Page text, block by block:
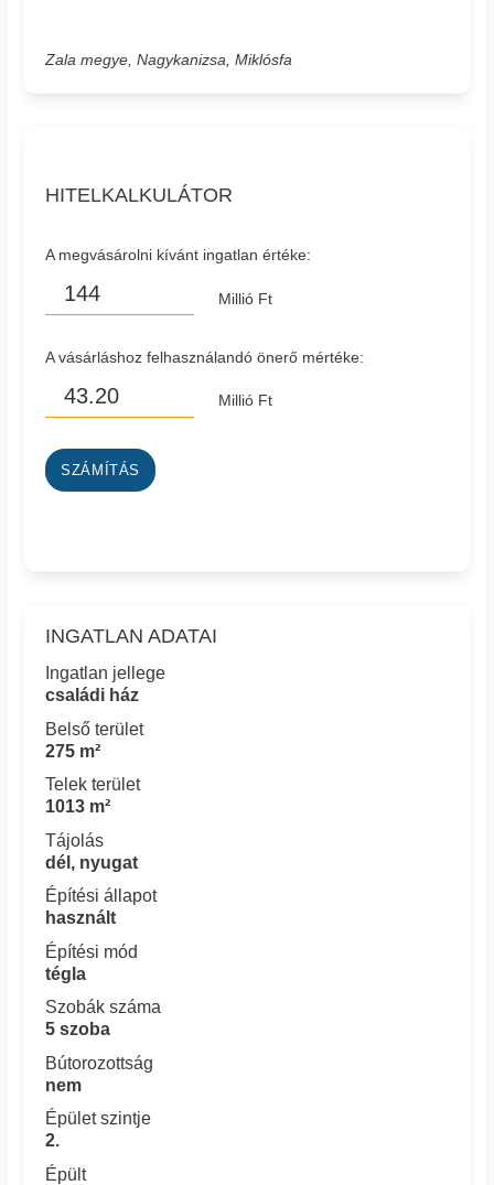
Zala megye, Nagykanizsa, Miklósfa
HITELKALKULÁTOR
A megvásárolni kívánt ingatlan értéke:
Millió Ft
A vásárláshoz felhasználandó önerő mértéke:
Millió Ft
SZÁMÍTÁS
INGATLAN ADATAI
Ingatlan jellege
családi ház
Belső terület
275 m²
Telek terület
1013 m²
Tájolás
dél, nyugat
Építési állapot
használt
Építési mód
tégla
Szobák száma
5 szoba
Bútorozottság
nem
Épület szintje
2.
Épült